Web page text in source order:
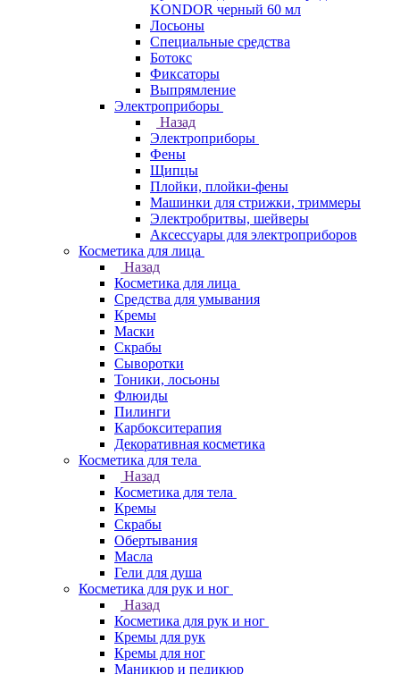
KONDOR черный 60 мл
Лосьоны
Специальные средства
Ботокс
Фиксаторы
Выпрямление
Электроприборы
Назад
Электроприборы
Фены
Щипцы
Плойки, плойки-фены
Машинки для стрижки, триммеры
Электробритвы, шейверы
Аксессуары для электроприборов
Косметика для лица
Назад
Косметика для лица
Средства для умывания
Кремы
Маски
Скрабы
Сыворотки
Тоники, лосьоны
Флюиды
Пилинги
Карбокситерапия
Декоративная косметика
Косметика для тела
Назад
Косметика для тела
Кремы
Скрабы
Обертывания
Масла
Гели для душа
Косметика для рук и ног
Назад
Косметика для рук и ног
Кремы для рук
Кремы для ног
Маникюр и педикюр